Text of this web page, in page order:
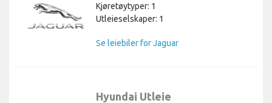
Kjøretøytyper: 1
Utleieselskaper: 1
Se leiebiler for Jaguar
Hyundai Utleie